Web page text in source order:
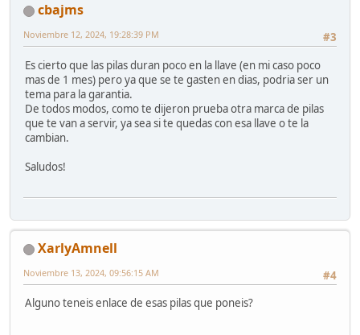
cbajms
#3
Noviembre 12, 2024, 19:28:39 PM
Es cierto que las pilas duran poco en la llave (en mi caso poco
mas de 1 mes) pero ya que se te gasten en dias, podria ser un
tema para la garantia.
De todos modos, como te dijeron prueba otra marca de pilas
que te van a servir, ya sea si te quedas con esa llave o te la
cambian.
Saludos!
XarlyAmnell
#4
Noviembre 13, 2024, 09:56:15 AM
Alguno teneis enlace de esas pilas que poneis?